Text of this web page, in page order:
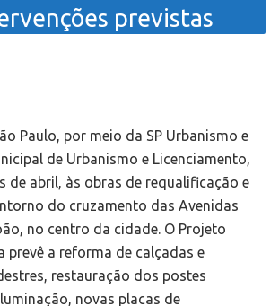
previstas
Paulo, por meio da SP Urbanismo e
de Urbanismo e Licenciamento,
de abril, às obras de requalificação e
do cruzamento das Avenidas
no centro da cidade. O Projeto
prevê a reforma de calçadas e
restauração dos postes
novas placas de